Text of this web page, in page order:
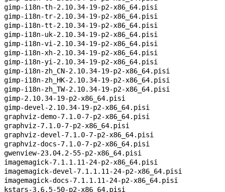
gimp-i18n-th-2.10.34-19-p2-x86_64.pisi
gimp-i18n-tr-2.10.34-19-p2-x86_64.pisi
gimp-i18n-tt-2.10.34-19-p2-x86_64.pisi
gimp-i18n-uk-2.10.34-19-p2-x86_64.pisi
gimp-i18n-vi-2.10.34-19-p2-x86_64.pisi
gimp-i18n-xh-2.10.34-19-p2-x86_64.pisi
gimp-i18n-yi-2.10.34-19-p2-x86_64.pisi
gimp-i18n-zh_CN-2.10.34-19-p2-x86_64.pisi
gimp-i18n-zh_HK-2.10.34-19-p2-x86_64.pisi
gimp-i18n-zh_TW-2.10.34-19-p2-x86_64.pisi
gimp-2.10.34-19-p2-x86_64.pisi
gimp-devel-2.10.34-19-p2-x86_64.pisi
graphviz-demo-7.1.0-7-p2-x86_64.pisi
graphviz-7.1.0-7-p2-x86_64.pisi
graphviz-devel-7.1.0-7-p2-x86_64.pisi
graphviz-docs-7.1.0-7-p2-x86_64.pisi
gwenview-23.04.2-55-p2-x86_64.pisi
imagemagick-7.1.1.11-24-p2-x86_64.pisi
imagemagick-devel-7.1.1.11-24-p2-x86_64.pisi
imagemagick-docs-7.1.1.11-24-p2-x86_64.pisi
kstars-3.6.5-50-p2-x86_64.pisi